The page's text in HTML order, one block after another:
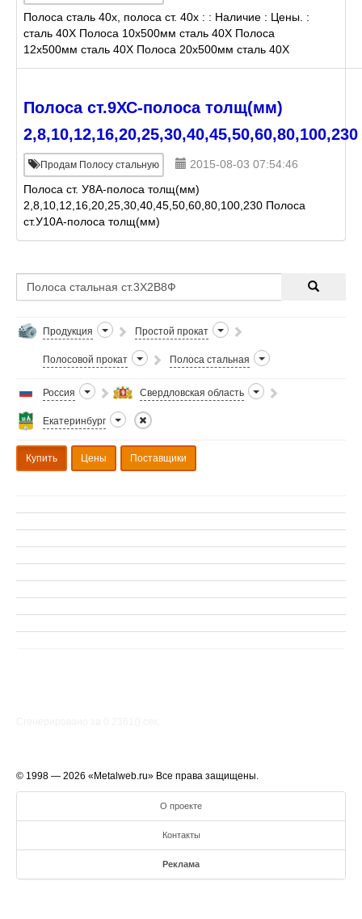
Полоса сталь 40х, полоса ст. 40х : : Наличие : Цены. :
сталь 40Х Полоса 10х500мм сталь 40Х Полоса
12х500мм сталь 40Х Полоса 20х500мм сталь 40Х
Полоса 30х500мм сталь 40Х Полоса 40х500мм сталь
Полоса ст.9ХС-полоса толщ(мм)
2,8,10,12,16,20,25,30,40,45,50,60,80,100,230
Продам Полосу стальную
2015-08-03 07:54:46
Полоса ст. У8А-полоса толщ(мм)
2,8,10,12,16,20,25,30,40,45,50,60,80,100,230 Полоса
ст.У10А-полоса толщ(мм)
2,8,10,12,16,20,25,30,40,45,50,60,80,100,230 Полоса
Продукция Простой прокат
Полосовой прокат Полоса стальная
Россия Свердловская область
Екатеринбург
Купить Цены Поставщики
© 1998 — 2026 «Metalweb.ru» Все права защищены.
О проекте
Контакты
Реклама